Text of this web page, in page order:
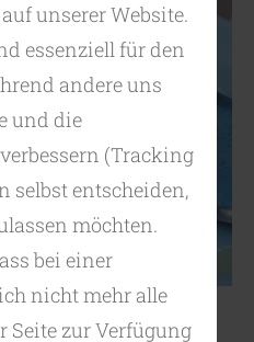
unserer Website.
essenziell für den
andere uns
und die
(Tracking
selbst entscheiden,
möchten.
bei einer
nicht mehr alle
zur Verfügung